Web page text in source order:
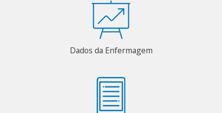
Dados da Enfermagem